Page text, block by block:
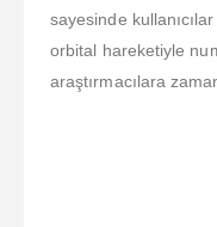
sayesinde
orbital hareketiyle
araştırmacılara